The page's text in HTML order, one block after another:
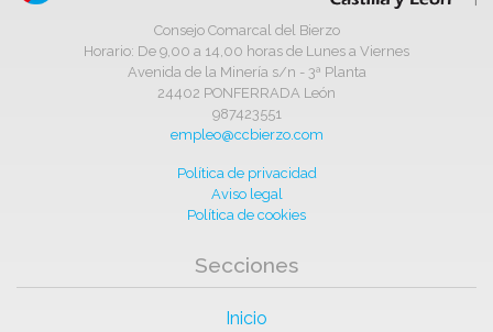
Consejo Comarcal del Bierzo
Horario: De 9,00 a 14,00 horas de Lunes a Viernes
Avenida de la Minería s/n - 3ª Planta
24402 PONFERRADA León
987423551
empleo@ccbierzo.com
Política de privacidad
Aviso legal
Política de cookies
Secciones
Inicio